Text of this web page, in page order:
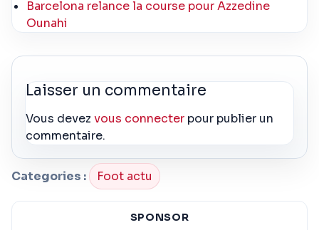
Barcelona relance la course pour Azzedine
Ounahi
Laisser un commentaire
Vous devezvous connecter pour publier un
commentaire.
Categories : Foot actu
SPONSOR